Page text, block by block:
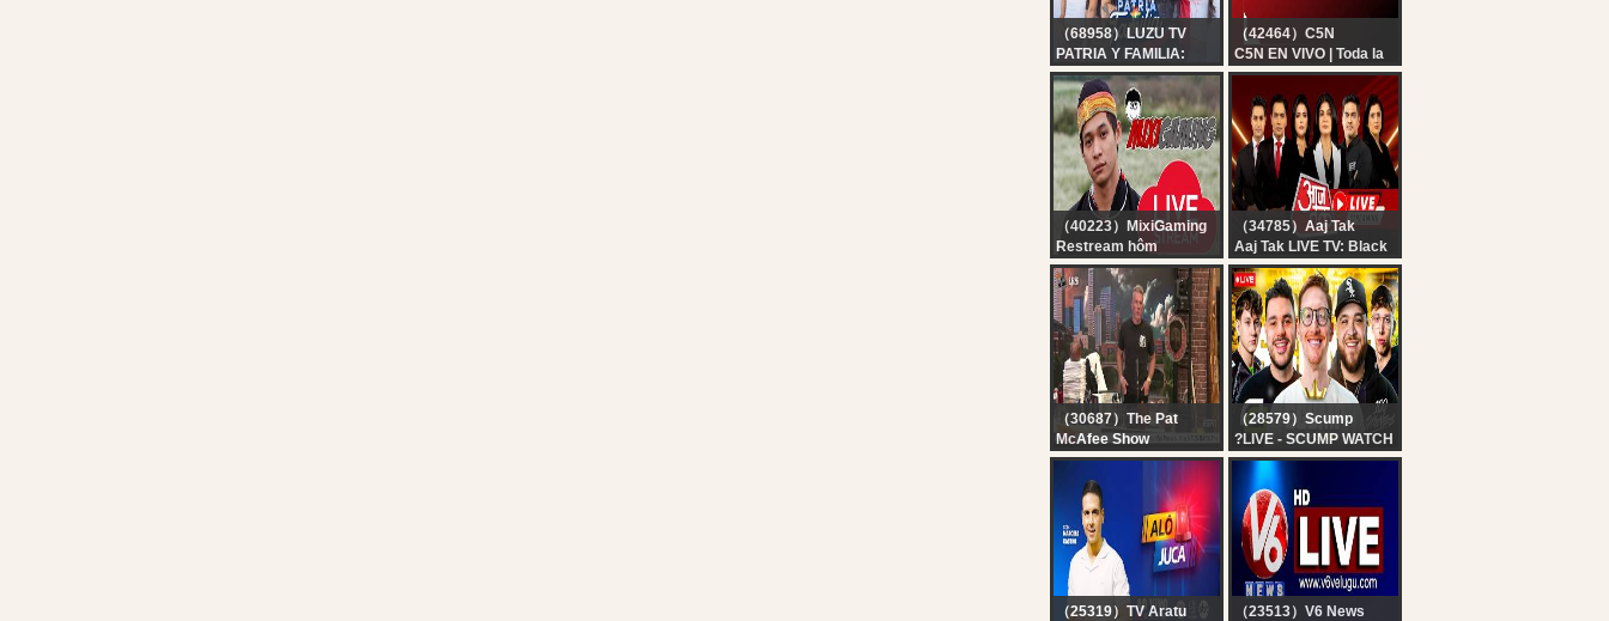
（68958）LUZU TV
PATRIA Y FAMILIA:
FEDE POPGOLD, CAMI
MAYAN, LUCAS
SPADAFORA, ANITA
ESPÓSITO Y JULI
CASTRO | EN VIVO
（42464）C5N
C5N EN VIVO | Toda la
información en un solo
lugar | Seguí la
transmisión las 24
horas
（40223）MixiGaming
Restream hôm
qua..................
（34785）Aaj Tak
Aaj Tak LIVE TV: Black
And White | Atiq Ahmed
Son Death | Mohan
Bhagwat| Student
Protest | Pakistan
（30687）The Pat
McAfee Show
The Pat McAfee Show
Live | Thursday August
6th 2026
（28579）Scump
?LIVE - SCUMP WATCH
PARTY!! OpTic
GAMING vs 100
THIEVES | ESPORTS
WORLD CUP DAY 1
（25319）TV Aratu
（23513）V6 News